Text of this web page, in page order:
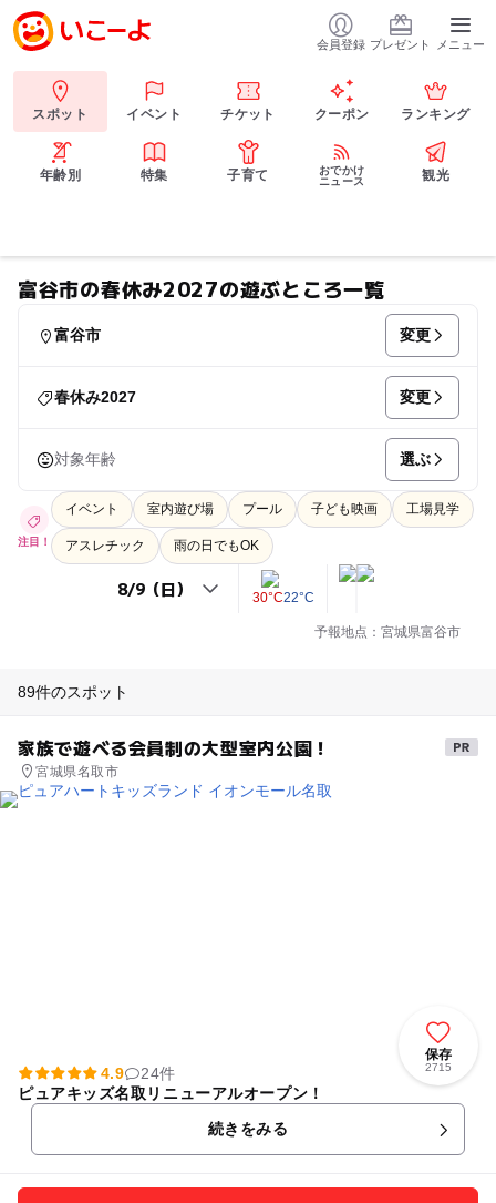
会員登録 プレゼント メニュー
スポット イベント チケット クーポン ランキング
年齢別 特集 子育て
おでかけ
ニュース
観光
富谷市の春休み2027の遊ぶところ一覧
富谷市 変更
春休み2027 変更
対象年齢 選ぶ
注目！
イベント 室内遊び場 プール 子ども映画 工場見学
アスレチック 雨の日でもOK
30°C22°C
予報地点：宮城県富谷市
89件のスポット
家族で遊べる会員制の大型室内公園！
宮城県名取市
保存
2715
4.9
24件
ピュアキッズ名取リニューアルオープン！
続きをみる